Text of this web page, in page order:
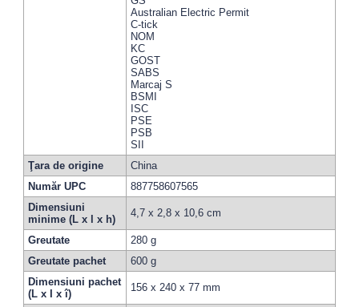
Australian Electric Permit
C-tick
NOM
KC
GOST
SABS
Marcaj S
BSMI
ISC
PSE
PSB
SII
Ţara de origine
China
Număr UPC
887758607565
Dimensiuni
minime (L x l x h)
4,7 x 2,8 x 10,6 cm
Greutate
280 g
Greutate pachet
600 g
Dimensiuni pachet
(L x I x î)
156 x 240 x 77 mm